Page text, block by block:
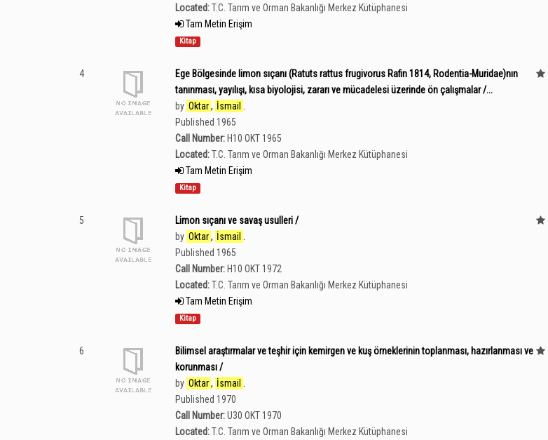
Located:T.C. Tarım ve Orman Bakanlığı Merkez Kütüphanesi
Tam Metin Erişim
Kitap
4
Ege Bölgesinde limon sıçanı (Ratuts rattus frugivorus Rafin 1814, Rodentia-Muridae)nın
tanınması, yayılışı, kısa biyolojisi, zararı ve mücadelesi üzerinde ön çalışmalar /...
by Oktar , İsmail
Published 1965
Call Number: H10 OKT 1965
Located:T.C. Tarım ve Orman Bakanlığı Merkez Kütüphanesi
Tam Metin Erişim
Kitap
5
Limon sıçanı ve savaş usulleri /
by Oktar , İsmail
Published 1965
Call Number: H10 OKT 1972
Located:T.C. Tarım ve Orman Bakanlığı Merkez Kütüphanesi
Tam Metin Erişim
Kitap
6
Bilimsel araştırmalar ve teşhir için kemirgen ve kuş örneklerinin toplanması, hazırlanması ve
korunması /
by Oktar , İsmail
Published 1970
Call Number:U30 OKT 1970
Located:T.C. Tarım ve Orman Bakanlığı Merkez Kütüphanesi